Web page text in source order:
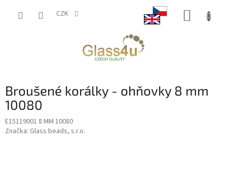
CZK
Broušené korálky - ohňovky 8 mm
10080
E15119001 8 MM 10080
Značka: Glass beads, s.r.o.